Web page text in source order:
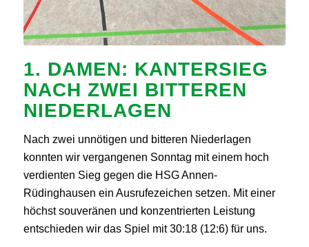
1. DAMEN: KANTERSIEG
NACH ZWEI BITTEREN
NIEDERLAGEN
Nach zwei unnötigen und bitteren Niederlagen
konnten wir vergangenen Sonntag mit einem hoch
verdienten Sieg gegen die HSG Annen-
Rüdinghausen ein Ausrufezeichen setzen. Mit einer
höchst souveränen und konzentrierten Leistung
entschieden wir das Spiel mit 30:18 (12:6) für uns.